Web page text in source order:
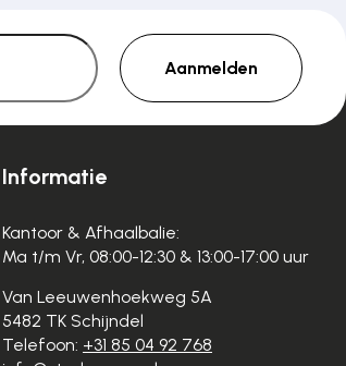
Aanmelden
Informatie
Kantoor & Afhaalbalie:
Ma t/m Vr, 08:00-12:30 & 13:00-17:00 uur
Van Leeuwenhoekweg 5A
5482 TK Schijndel
Telefoon: +31 85 04 92 768